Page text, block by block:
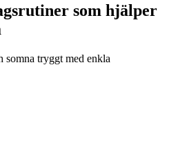
som hjälper
somna tryggt med enkla